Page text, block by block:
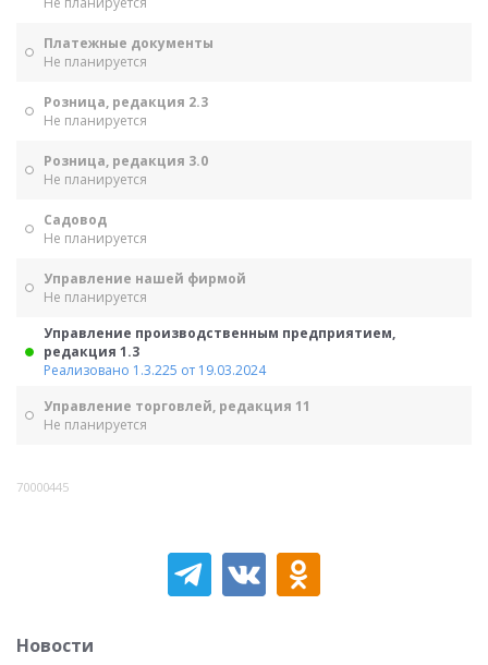
Платежные документы
Не планируется
Розница, редакция 2.3
Не планируется
Розница, редакция 3.0
Не планируется
Садовод
Не планируется
Управление нашей фирмой
Не планируется
Управление производственным предприятием,
редакция 1.3
Реализовано 1.3.225 от 19.03.2024
Управление торговлей, редакция 11
Не планируется
70000445
Новости